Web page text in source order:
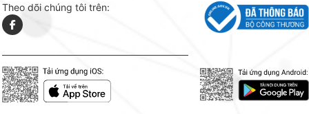
Theo dõi chúng tôi trên: